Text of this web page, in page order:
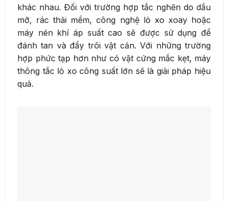
khác nhau. Đối với trường hợp tắc nghẽn do dầu
mỡ, rác thải mềm, công nghệ lò xo xoay hoặc
máy nén khí áp suất cao sẽ được sử dụng để
đánh tan và đẩy trôi vật cản. Với những trường
hợp phức tạp hơn như có vật cứng mắc kẹt, máy
thông tắc lò xo công suất lớn sẽ là giải pháp hiệu
quả.